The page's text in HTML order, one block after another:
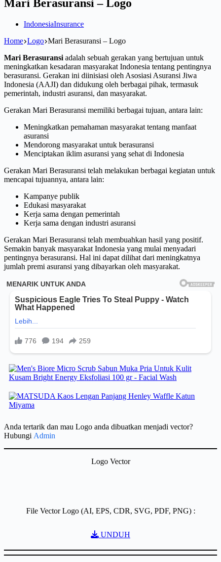
Mari Berasuransi – Logo
IndonesiaInsurance
Home Logo Mari Berasuransi – Logo
Mari Berasuransi adalah sebuah gerakan yang bertujuan untuk
meningkatkan kesadaran masyarakat Indonesia tentang pentingnya
berasuransi. Gerakan ini diinisiasi oleh Asosiasi Asuransi Jiwa
Indonesia (AAJI) dan didukung oleh berbagai pihak, termasuk
pemerintah, industri asuransi, dan masyarakat.
Gerakan Mari Berasuransi memiliki berbagai tujuan, antara lain:
Meningkatkan pemahaman masyarakat tentang manfaat
asuransi
Mendorong masyarakat untuk berasuransi
Menciptakan iklim asuransi yang sehat di Indonesia
Gerakan Mari Berasuransi telah melakukan berbagai kegiatan untuk
mencapai tujuannya, antara lain:
Kampanye publik
Edukasi masyarakat
Kerja sama dengan pemerintah
Kerja sama dengan industri asuransi
Gerakan Mari Berasuransi telah membuahkan hasil yang positif.
Semakin banyak masyarakat Indonesia yang mulai menyadari
pentingnya berasuransi. Hal ini dapat dilihat dari meningkatnya
jumlah premi asuransi yang dibayarkan oleh masyarakat.
Anda tertarik dan mau Logo anda dibuatkan menjadi vector?
Hubungi Admin
Logo Vector
File Vector Logo (AI, EPS, CDR, SVG, PDF, PNG) :
UNDUH